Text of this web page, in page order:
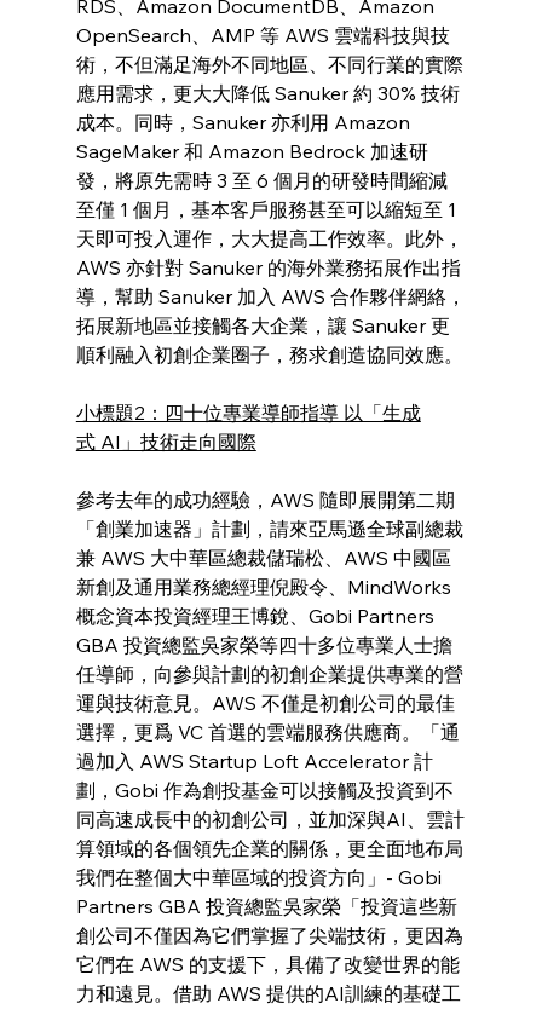
RDS、Amazon DocumentDB、Amazon
OpenSearch、AMP 等 AWS 雲端科技與技
術，不但滿足海外不同地區、不同行業的實際
應用需求，更大大降低 Sanuker 約 30% 技術
成本。同時，Sanuker 亦利用 Amazon
SageMaker 和 Amazon Bedrock 加速研
發，將原先需時 3 至 6 個月的研發時間縮減
至僅 1 個月，基本客戶服務甚至可以縮短至 1
天即可投入運作，大大提高工作效率。此外，
AWS 亦針對 Sanuker 的海外業務拓展作出指
導，幫助 Sanuker 加入 AWS 合作夥伴網絡，
拓展新地區並接觸各大企業，讓 Sanuker 更
順利融入初創企業圈子，務求創造協同效應。
小標題2：四十位專業導師指導 以「生成
式 AI」技術走向國際
參考去年的成功經驗，AWS 隨即展開第二期
「創業加速器」計劃，請來亞馬遜全球副總裁
兼 AWS 大中華區總裁儲瑞松、AWS 中國區
新創及通用業務總經理倪殿令、MindWorks
概念資本投資經理王博銳、Gobi Partners
GBA 投資總監吳家榮等四十多位專業人士擔
任導師，向參與計劃的初創企業提供專業的營
運與技術意見。AWS 不僅是初創公司的最佳
選擇，更爲 VC 首選的雲端服務供應商。「通
過加入 AWS Startup Loft Accelerator 計
劃，Gobi 作為創投基金可以接觸及投資到不
同高速成長中的初創公司，並加深與AI、雲計
算領域的各個領先企業的關係，更全面地布局
我們在整個大中華區域的投資方向」- Gobi
Partners GBA 投資總監吳家榮「投資這些新
創公司不僅因為它們掌握了尖端技術，更因為
它們在 AWS 的支援下，具備了改變世界的能
力和遠見。借助 AWS 提供的AI訓練的基礎工